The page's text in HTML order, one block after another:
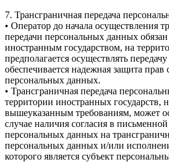
7. Трансграничная передача
• Оператор до начала осуществления
передачи персональных данных
иностранным государством, на
предполагается осуществлять
обеспечивается надежная защита прав
персональных данных.
• Трансграничная передача
территории иностранных государств,
вышеуказанным требованиям, может
случае наличия согласия в
персональных данных на
персональных данных и/или
которого является субъект